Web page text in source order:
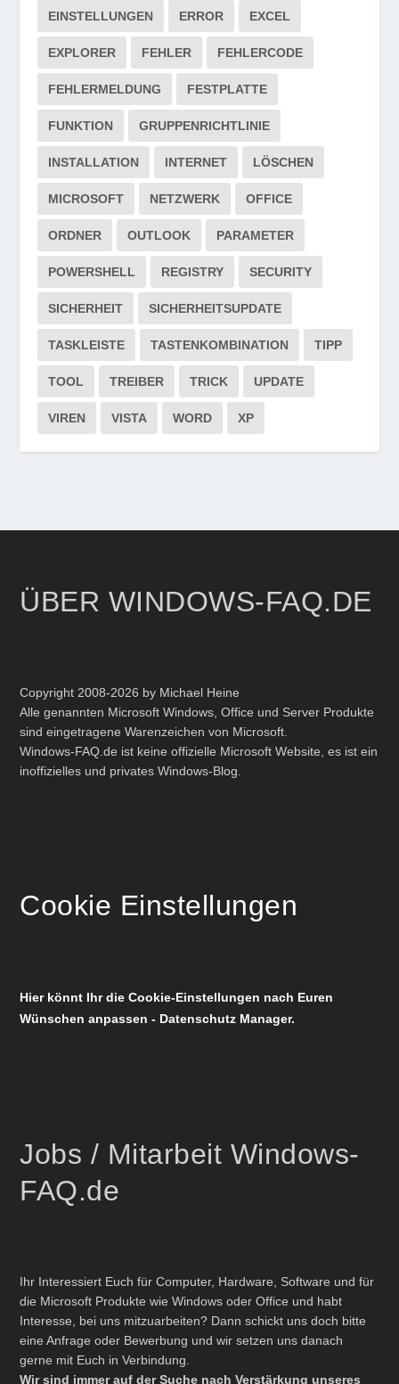
EINSTELLUNGEN ERROR EXCEL
EXPLORER FEHLER FEHLERCODE
FEHLERMELDUNG FESTPLATTE
FUNKTION GRUPPENRICHTLINIE
INSTALLATION INTERNET LÖSCHEN
MICROSOFT NETZWERK OFFICE
ORDNER OUTLOOK PARAMETER
POWERSHELL REGISTRY SECURITY
SICHERHEIT SICHERHEITSUPDATE
TASKLEISTE TASTENKOMBINATION TIPP
TOOL TREIBER TRICK UPDATE
VIREN VISTA WORD XP
ÜBER WINDOWS-FAQ.DE
Copyright 2008-2026 by Michael Heine
Alle genannten Microsoft Windows, Office und Server Produkte
sind eingetragene Warenzeichen von Microsoft.
Windows-FAQ.de ist keine offizielle Microsoft Website, es ist ein
inoffizielles und privates Windows-Blog.
Cookie Einstellungen
Hier könnt Ihr die Cookie-Einstellungen nach Euren
Wünschen anpassen - Datenschutz Manager.
Jobs / Mitarbeit Windows-
FAQ.de
Ihr Interessiert Euch für Computer, Hardware, Software und für
die Microsoft Produkte wie Windows oder Office und habt
Interesse, bei uns mitzuarbeiten? Dann schickt uns doch bitte
eine Anfrage oder Bewerbung und wir setzen uns danach
gerne mit Euch in Verbindung.
Wir sind immer auf der Suche nach Verstärkung unseres